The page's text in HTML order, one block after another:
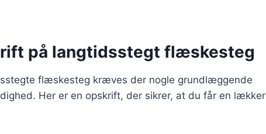
på langtidsstegt flæskesteg
flæskesteg kræves der nogle grundlæggende
Her er en opskrift, der sikrer, at du får en lækker